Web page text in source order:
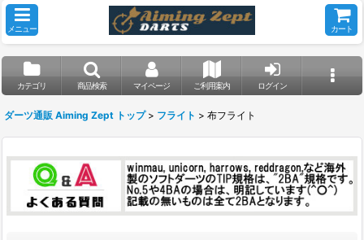
メニュー カート
カテゴリ 商品検索 マイページ ご利用案内 ログイン
ダーツ通販 Aiming Zept トップ > フライト > 布フライト